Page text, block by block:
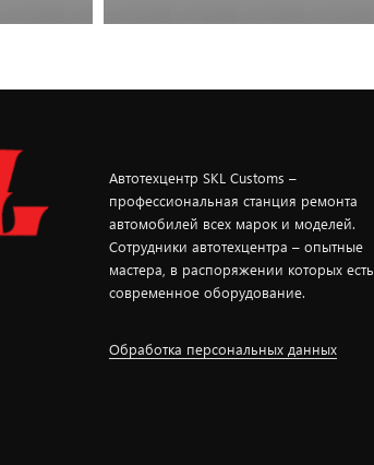
Автотехцентр SKL Customs –
профессиональная станция ремонта
автомобилей всех марок и моделей.
Сотрудники автотехцентра – опытные
мастера, в распоряжении которых есть
современное оборудование.
Обработка персональных данных